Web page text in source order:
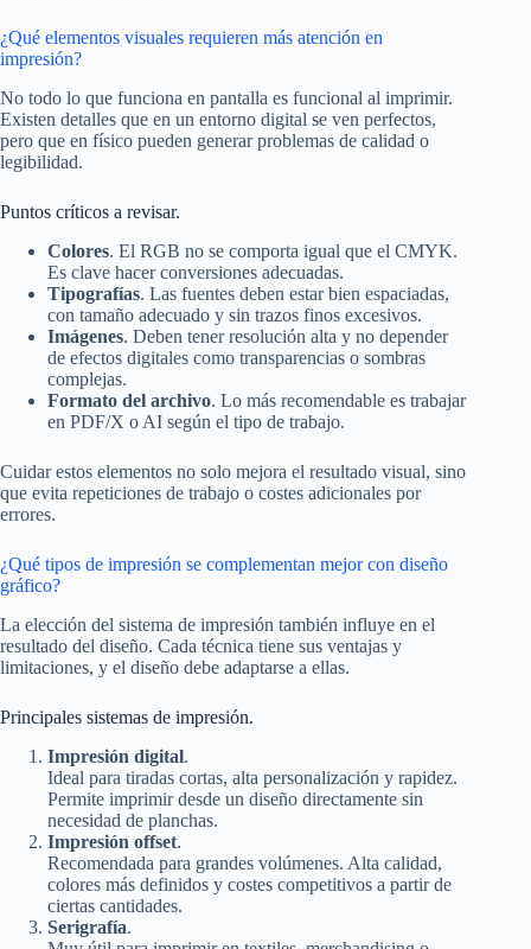
¿Qué elementos visuales requieren más atención en
impresión?
No todo lo que funciona en pantalla es funcional al imprimir.
Existen detalles que en un entorno digital se ven perfectos,
pero que en físico pueden generar problemas de calidad o
legibilidad.
Puntos críticos a revisar.
Colores. El RGB no se comporta igual que el CMYK.
Es clave hacer conversiones adecuadas.
Tipografías. Las fuentes deben estar bien espaciadas,
con tamaño adecuado y sin trazos finos excesivos.
Imágenes. Deben tener resolución alta y no depender
de efectos digitales como transparencias o sombras
complejas.
Formato del archivo. Lo más recomendable es trabajar
en PDF/X o AI según el tipo de trabajo.
Cuidar estos elementos no solo mejora el resultado visual, sino
que evita repeticiones de trabajo o costes adicionales por
errores.
¿Qué tipos de impresión se complementan mejor con diseño
gráfico?
La elección del sistema de impresión también influye en el
resultado del diseño. Cada técnica tiene sus ventajas y
limitaciones, y el diseño debe adaptarse a ellas.
Principales sistemas de impresión.
Impresión digital.
Ideal para tiradas cortas, alta personalización y rapidez.
Permite imprimir desde un diseño directamente sin
necesidad de planchas.
Impresión offset.
Recomendada para grandes volúmenes. Alta calidad,
colores más definidos y costes competitivos a partir de
ciertas cantidades.
Serigrafía.